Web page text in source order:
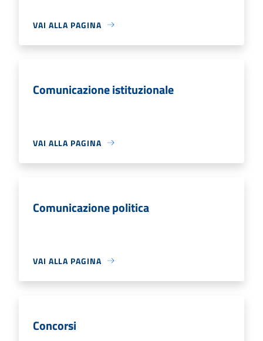
VAI ALLA PAGINA
Comunicazione istituzionale
VAI ALLA PAGINA
Comunicazione politica
VAI ALLA PAGINA
Concorsi